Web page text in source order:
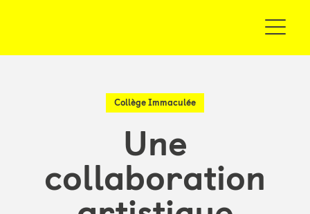
Collège Immaculée
Une
collaboration